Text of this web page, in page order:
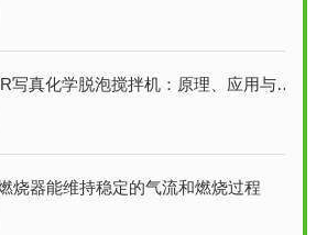
真化学脱泡搅拌机：原理、应用与选型指南
烧器能维持稳定的气流和燃烧过程